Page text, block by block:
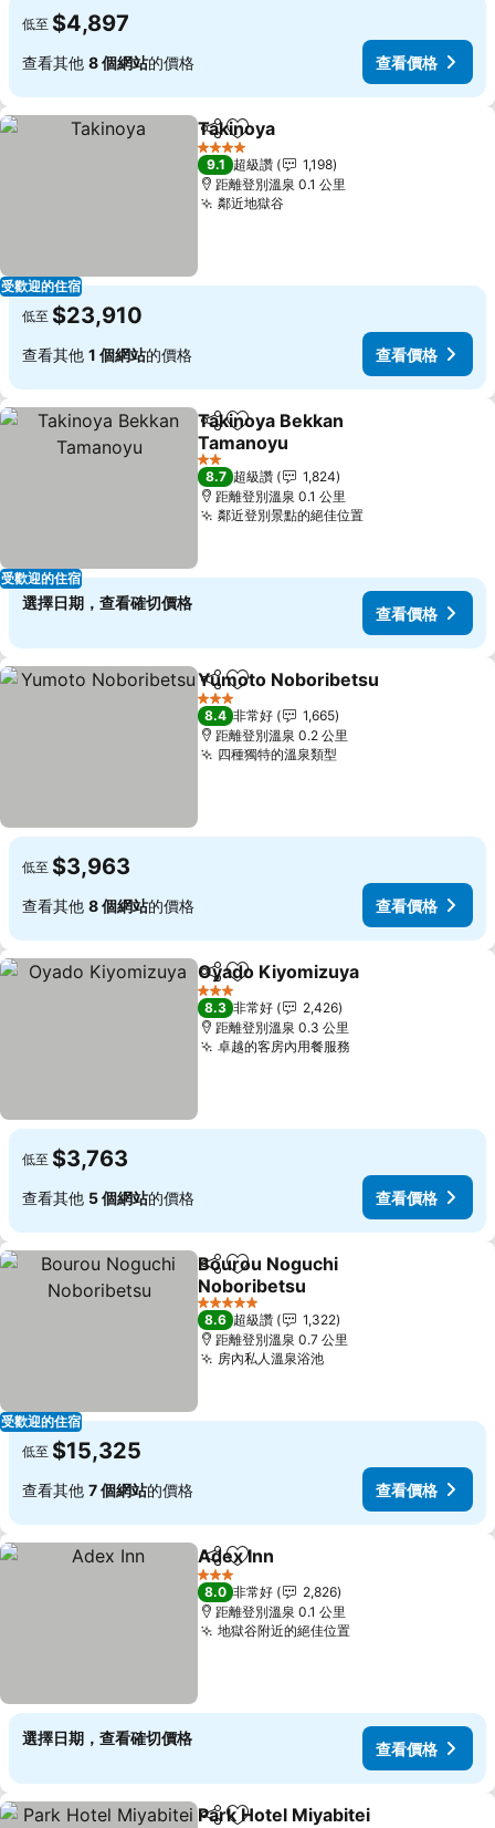
低至 $4,897
查看其他 8 個網站的價格 查看價格
受歡迎的住宿
分享 加入我的最愛
Takinoya
4 星級
9.1 超級讚
1,198
距離登別溫泉 0.1 公里
鄰近地獄谷
低至 $23,910
查看其他 1 個網站的價格 查看價格
受歡迎的住宿
分享 加入我的最愛
Takinoya Bekkan
Tamanoyu
2 星級
8.7 超級讚
1,824
距離登別溫泉 0.1 公里
鄰近登別景點的絕佳位置
選擇日期，查看確切價格
查看價格
分享 加入我的最愛
Yumoto Noboribetsu
3 星級
8.4 非常好
1,665
距離登別溫泉 0.2 公里
四種獨特的溫泉類型
低至 $3,963
查看其他 8 個網站的價格 查看價格
分享 加入我的最愛
Oyado Kiyomizuya
3 星級
8.3 非常好
2,426
距離登別溫泉 0.3 公里
卓越的客房內用餐服務
低至 $3,763
查看其他 5 個網站的價格 查看價格
受歡迎的住宿
分享 加入我的最愛
Bourou Noguchi
Noboribetsu
5 星級
8.6 超級讚
1,322
距離登別溫泉 0.7 公里
房內私人溫泉浴池
低至 $15,325
查看其他 7 個網站的價格 查看價格
分享 加入我的最愛
Adex Inn
3 星級
8.0 非常好
2,826
距離登別溫泉 0.1 公里
地獄谷附近的絕佳位置
選擇日期，查看確切價格
查看價格
Park Hotel Miyabitei